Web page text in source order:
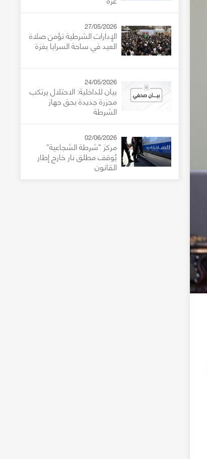
27/05/2026
الإدارات الشرطية تؤمن صلاة
العيد في ساحة السرايا بغزة
24/05/2026
بيان للداخلية: الاحتلال يرتكب
مجزرة جديدة بحق جهاز
الشرطة
02/06/2026
مركز "شرطة الشجاعية"
يُوقف مطلق نار خارج إطار
القانون